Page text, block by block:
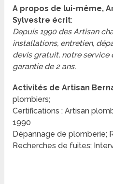
A propos de lui-même,
Sylvestre écrit:
Depuis 1990 des Artisan
installations, entretien,
devis gratuit, notre service
garantie de 2 ans.
Activités de Artisan
plombiers;
Certifications : Artisan
1990
Dépannage de plomberie;
Recherches de fuites;